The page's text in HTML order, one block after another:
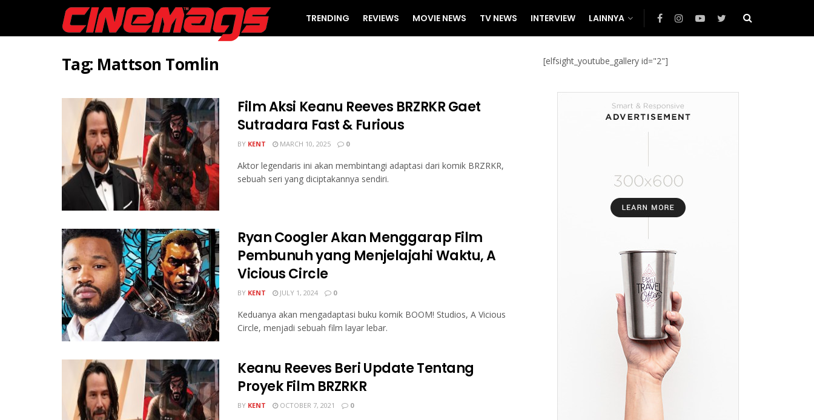
TRENDING REVIEWS MOVIE NEWS TV NEWS INTERVIEW LAINNYA
Tag: Mattson Tomlin
Film Aksi Keanu Reeves BRZRKR Gaet
Sutradara Fast & Furious
BY KENT MARCH 10, 2025 0
Aktor legendaris ini akan membintangi adaptasi dari komik BRZRKR,
sebuah seri yang diciptakannya sendiri.
Ryan Coogler Akan Menggarap Film
Pembunuh yang Menjelajahi Waktu, A
Vicious Circle
BY KENT JULY 1, 2024 0
Keduanya akan mengadaptasi buku komik BOOM! Studios, A Vicious
Circle, menjadi sebuah film layar lebar.
Keanu Reeves Beri Update Tentang
Proyek Film BRZRKR
BY KENT OCTOBER 7, 2021 0
[elfsight_youtube_gallery id="2"]